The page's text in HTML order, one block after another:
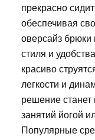
прекрасно
обеспечивая
оверсайз брюки
стиля и
красиво
легкости и
решение
занятий йогой
Популярные